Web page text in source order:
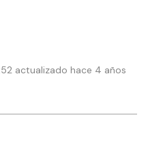
actualizado hace 4 años